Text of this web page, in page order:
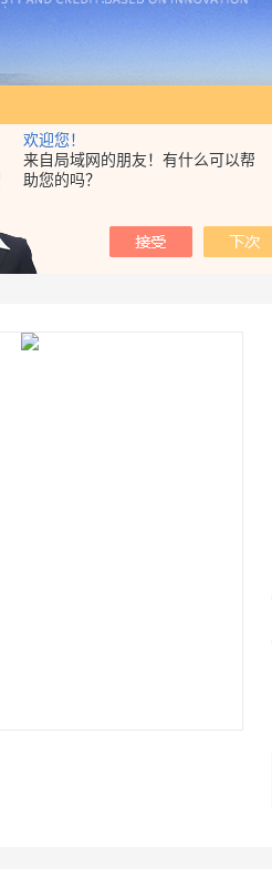
欢迎您！
来自局域网的朋友！有什么可以帮
助您的吗？